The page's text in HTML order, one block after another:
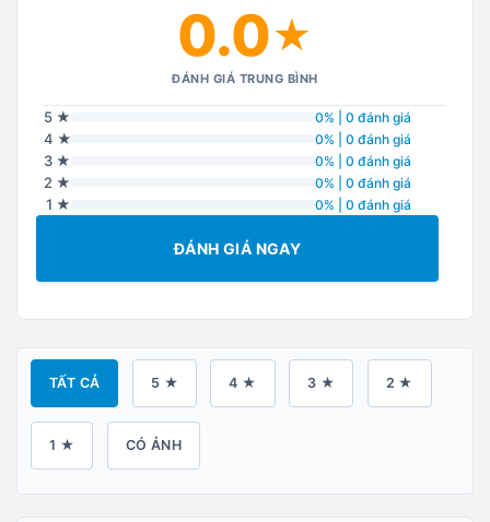
0.0★
ĐÁNH GIÁ TRUNG BÌNH
5 ★ 0% | 0 đánh giá
4 ★ 0% | 0 đánh giá
3 ★ 0% | 0 đánh giá
2 ★ 0% | 0 đánh giá
1 ★ 0% | 0 đánh giá
ĐÁNH GIÁ NGAY
TẤT CẢ 5 ★ 4 ★ 3 ★ 2 ★
1 ★ CÓ ẢNH